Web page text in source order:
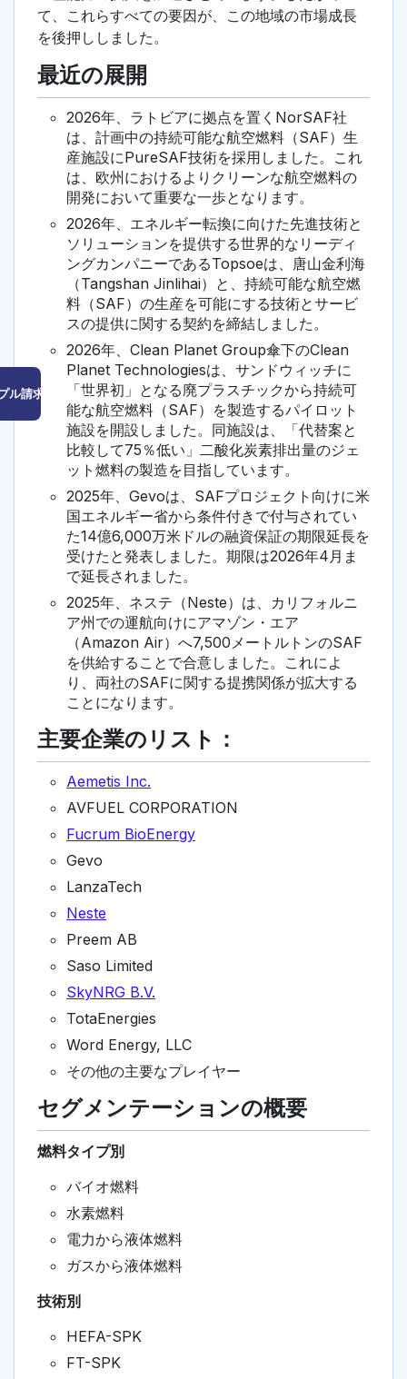
ル請求はこちら
て、これらすべての要因が、この地域の市場成長
を後押ししました。
最近の展開
2026年、ラトビアに拠点を置くNorSAF社
は、計画中の持続可能な航空燃料（SAF）生
産施設にPureSAF技術を採用しました。これ
は、欧州におけるよりクリーンな航空燃料の
開発において重要な一歩となります。
2026年、エネルギー転換に向けた先進技術と
ソリューションを提供する世界的なリーディ
ングカンパニーであるTopsoeは、唐山金利海
（Tangshan Jinlihai）と、持続可能な航空燃
料（SAF）の生産を可能にする技術とサービ
スの提供に関する契約を締結しました。
2026年、Clean Planet Group傘下のClean
Planet Technologiesは、サンドウィッチに
「世界初」となる廃プラスチックから持続可
能な航空燃料（SAF）を製造するパイロット
施設を開設しました。同施設は、「代替案と
比較して75％低い」二酸化炭素排出量のジェ
ット燃料の製造を目指しています。
2025年、Gevoは、SAFプロジェクト向けに米
国エネルギー省から条件付きで付与されてい
た14億6,000万米ドルの融資保証の期限延長を
受けたと発表しました。期限は2026年4月ま
で延長されました。
2025年、ネステ（Neste）は、カリフォルニ
ア州での運航向けにアマゾン・エア
（Amazon Air）へ7,500メートルトンのSAF
を供給することで合意しました。これによ
り、両社のSAFに関する提携関係が拡大する
ことになります。
主要企業のリスト：
Aemetis Inc.
AVFUEL CORPORATION
Fucrum BioEnergy
Gevo
LanzaTech
Neste
Preem AB
Saso Limited
SkyNRG B.V.
TotaEnergies
Word Energy, LLC
その他の主要なプレイヤー
セグメンテーションの概要
燃料タイプ別
バイオ燃料
水素燃料
電力から液体燃料
ガスから液体燃料
技術別
HEFA-SPK
FT-SPK